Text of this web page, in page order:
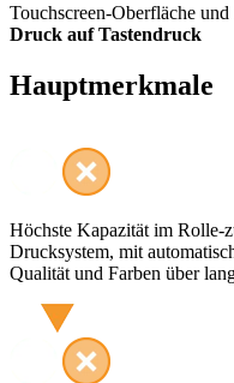
Touchscreen-Oberfläche
Druck auf Tastendruck
Hauptmerkmale
Höchste Kapazität im Rolle-
Drucksystem, mit
Qualität und Farben über